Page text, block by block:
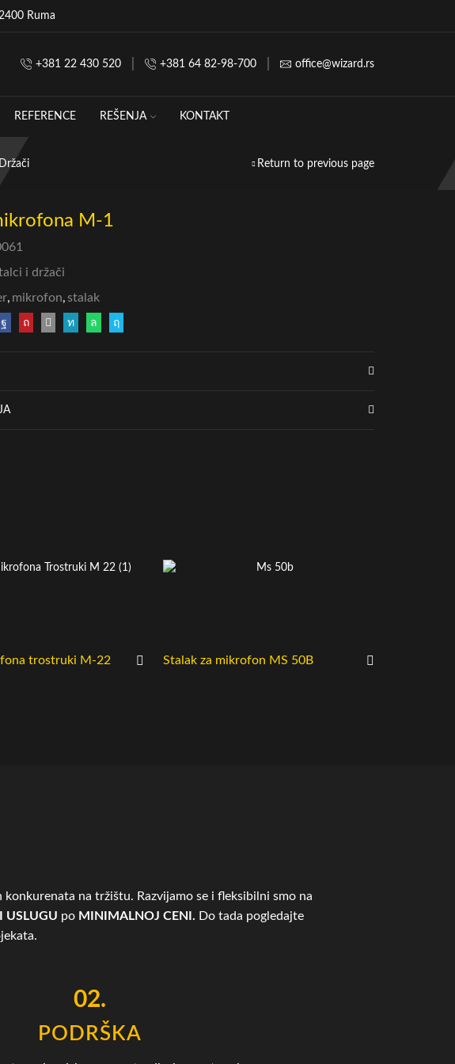
Ruma
+381 22 430 520 +381 64 82-98-700 office@wizard.rs
REFERENCE REŠENJA KONTAKT
Return to previous page
M-1
i držači
, mikrofon, stalak
trostruki M-22 Stalak za mikrofon MS 50B
na tržištu. Razvijamo se i fleksibilni smo na
USLUGU po MINIMALNOJ CENI. Do tada pogledajte
02.
PODRŠKA